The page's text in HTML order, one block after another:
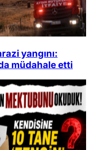
yangını:
müdahale etti